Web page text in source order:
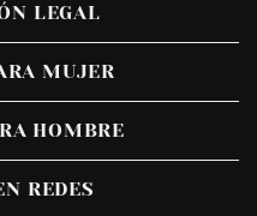
LEGAL
MUJER
HOMBRE
REDES